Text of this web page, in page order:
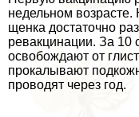
недельном
щенка достаточно
ревакцинации. За 10
освобождают от
прокалывают
проводят через год.